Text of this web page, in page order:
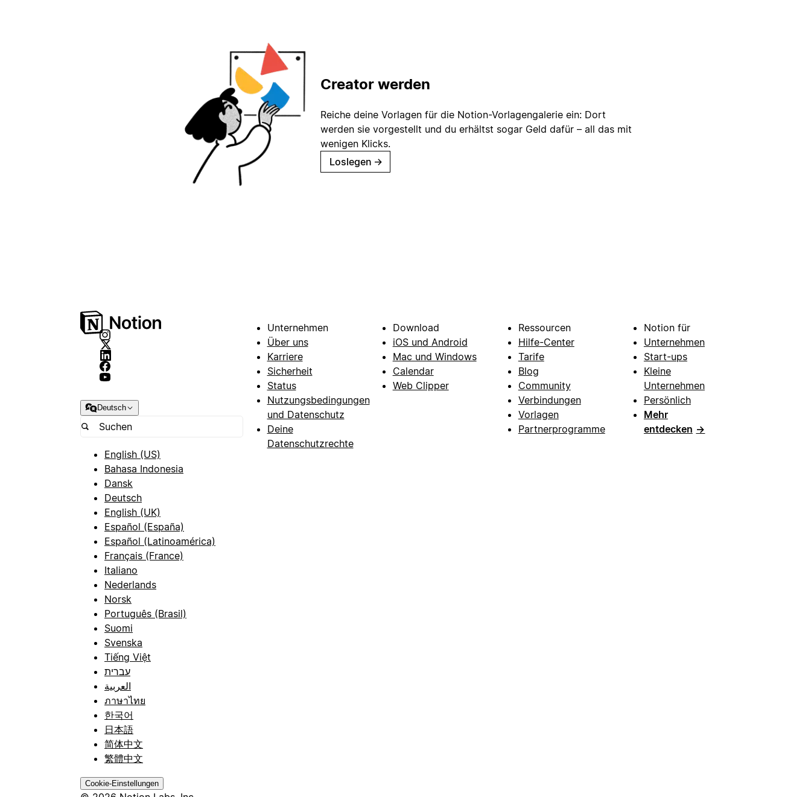
Creator werden
Reiche deine Vorlagen für die Notion-Vorlagengalerie ein: Dort
werden sie vorgestellt und du erhältst sogar Geld dafür – all das mit
wenigen Klicks.
Loslegen →
Deutsch
English (US)
Bahasa Indonesia
Dansk
Deutsch
English (UK)
Español (España)
Español (Latinoamérica)
Français (France)
Italiano
Nederlands
Norsk
Português (Brasil)
Suomi
Svenska
Tiếng Việt
עברית
العربية
ภาษาไทย
한국어
日本語
简体中文
繁體中文
Cookie-Einstellungen
Unternehmen
Über uns
Karriere
Sicherheit
Status
Nutzungsbedingungen
und Datenschutz
Deine
Datenschutzrechte
Download
iOS und Android
Mac und Windows
Calendar
Web Clipper
Ressourcen
Hilfe-Center
Tarife
Blog
Community
Verbindungen
Vorlagen
Partnerprogramme
Notion für
Unternehmen
Start-ups
Kleine
Unternehmen
Persönlich
Mehr
entdecken →